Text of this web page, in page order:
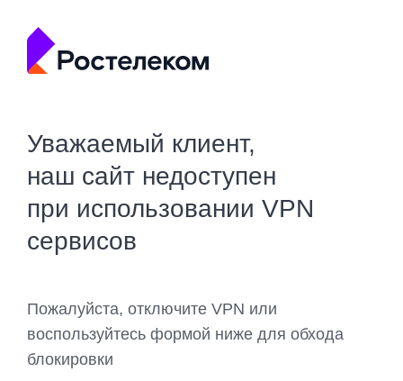
Уважаемый клиент,
наш сайт недоступен
при использовании VPN
сервисов
Пожалуйста, отключите VPN или
воспользуйтесь формой ниже для обхода
блокировки